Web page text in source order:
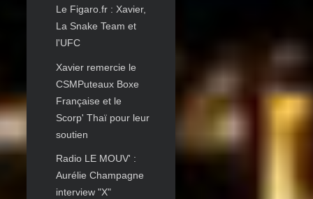
Le Figaro.fr : Xavier,
La Snake Team et
l'UFC
Xavier remercie le
CSMPuteaux Boxe
Française et le
Scorp' Thaï pour leur
soutien
Radio LE MOUV' :
Aurélie Champagne
interview "X"